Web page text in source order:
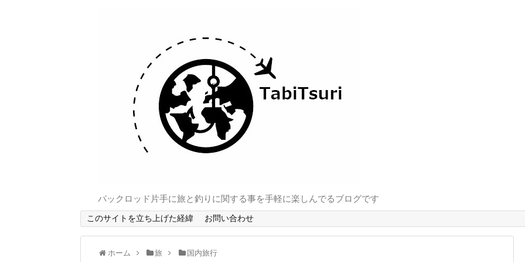
パックロッド片手に旅と釣りに関する事を手軽に楽しんでるブログです
このサイトを立ち上げた経緯 お問い合わせ
ホーム 旅 国内旅行